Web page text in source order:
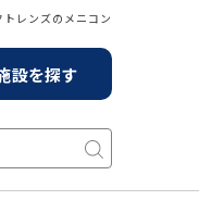
レンズのメニコン
設を探す